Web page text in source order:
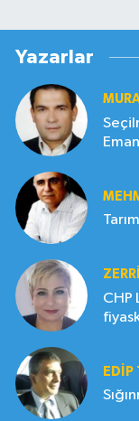
Yazarlar
CHP
EDIP